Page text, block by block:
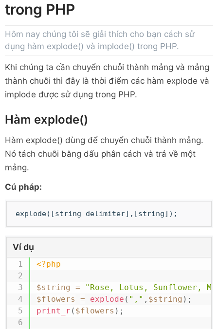
trong PHP
Hôm nay chúng tôi sẽ giải thích cho bạn cách sử
dụng hàm explode() và implode() trong PHP.
Khi chúng ta cần chuyển chuỗi thành mảng và mảng
thành chuỗi thì đây là thời điểm các hàm explode và
implode được sử dụng trong PHP.
Hàm explode()
Hàm explode() dùng để chuyển chuỗi thành mảng.
Nó tách chuỗi bằng dấu phân cách và trả về một
mảng.
Cú pháp:
explode([string delimiter],[string]);
Ví dụ
<?php
$string =
"Rose, Lotus, Sunflower,
$flowers
= explode ( "," , $string ) ;
print_r ( $flowers ) ;